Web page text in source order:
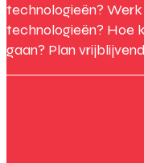
technologieën?
technologieën? Hoe
gaan? Plan